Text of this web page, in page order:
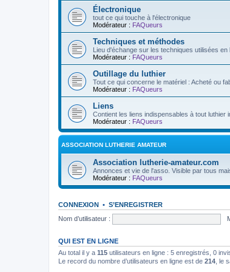
Électronique
tout ce qui touche à l'électronique
Modérateur : FAQueurs
Techniques et méthodes
Lieu d'échange sur les techniques utilisées en
Modérateur : FAQueurs
Outillage du luthier
Tout ce qui concerne le matériel : Acheté ou
Modérateur : FAQueurs
Liens
Contient les liens indispensables à tout luthier
Modérateur : FAQueurs
ASSOCIATION LUTHERIE AMATEUR
Association lutherie-amateur.com
Annonces et vie de l'asso. Visible par tous
Modérateur : FAQueurs
CONNEXION • S’ENREGISTRER
Nom d’utilisateur :
QUI EST EN LIGNE
Au total il y a 115 utilisateurs en ligne : 5 enregistrés, 0
Le record du nombre d’utilisateurs en ligne est de 214 , le